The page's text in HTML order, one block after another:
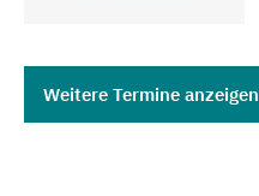
Weitere Termine anzeigen